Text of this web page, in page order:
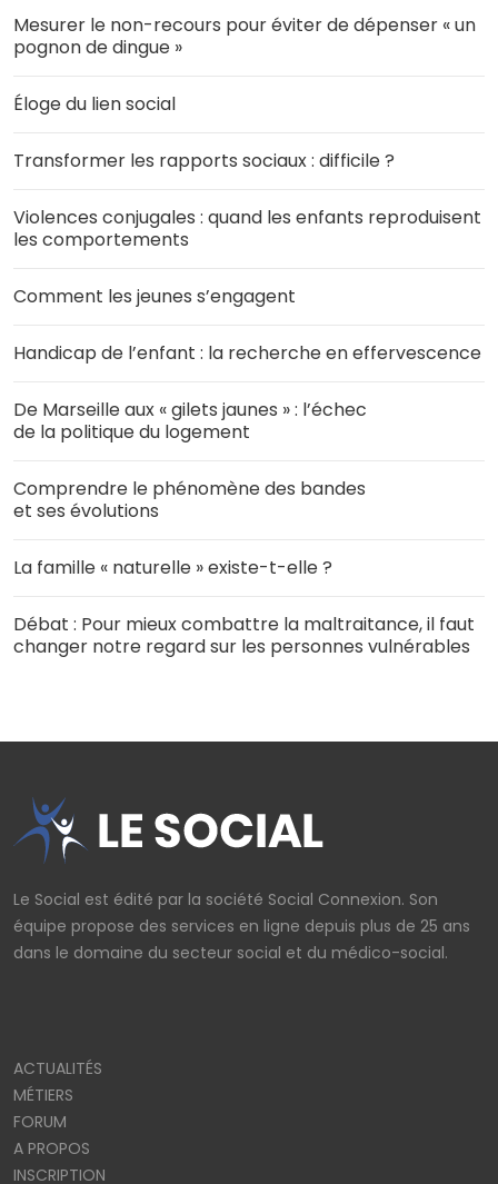
Mesurer le non-recours pour éviter de dépenser « un
pognon de dingue »
Éloge du lien social
Transformer les rapports sociaux : difficile ?
Violences conjugales : quand les enfants reproduisent
les comportements
Comment les jeunes s’engagent
Handicap de l’enfant : la recherche en effervescence
De Marseille aux « gilets jaunes » : l’échec
de la politique du logement
Comprendre le phénomène des bandes
et ses évolutions
La famille « naturelle » existe-t-elle ?
Débat : Pour mieux combattre la maltraitance, il faut
changer notre regard sur les personnes vulnérables
Le Social est édité par la société Social Connexion. Son
équipe propose des services en ligne depuis plus de 25 ans
dans le domaine du secteur social et du médico-social.
ACTUALITÉS
MÉTIERS
FORUM
A PROPOS
INSCRIPTION